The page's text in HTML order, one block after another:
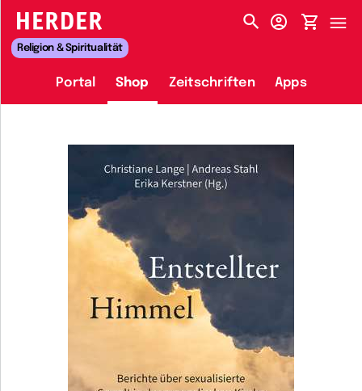
HERDER-MENÜ
Religion & Spiritualität
Portal Shop Zeitschriften Apps